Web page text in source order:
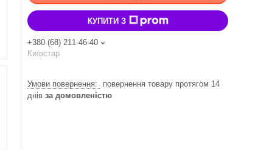
КУПИТИ З
+380 (68) 211-46-40
Київстар
повернення товару протягом 14
днів за домовленістю